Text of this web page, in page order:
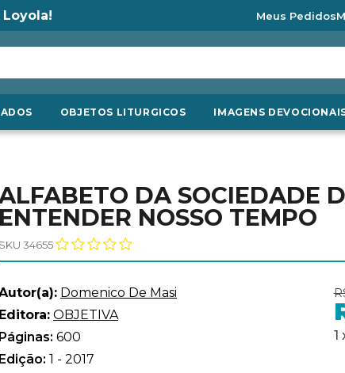
Meus Pedidos
OBJETOS LITURGICOS IMAGENS
DA SOCIEDADE
ENTENDER NOSSO TEMPO
SKU 34655
Domenico De Masi
Editora: OBJETIVA
Páginas: 600
Edição: 1 - 2017
1